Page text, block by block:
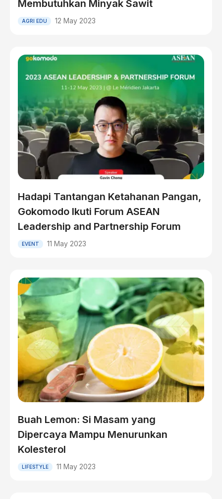
Membutuhkan Minyak Sawit
AGRI EDU 12 May 2023
Hadapi Tantangan Ketahanan Pangan,
Gokomodo Ikuti Forum ASEAN
Leadership and Partnership Forum
EVENT 11 May 2023
Buah Lemon: Si Masam yang
Dipercaya Mampu Menurunkan
Kolesterol
LIFESTYLE 11 May 2023